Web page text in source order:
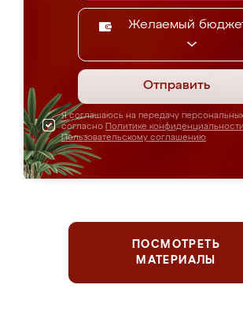
Желаемый
Отправить
Я соглашаюсь на передачу
согласно Политике конфиденциальности
Пользовательскому соглашению
ПОСМОТРЕТЬ
МАТЕРИАЛЫ